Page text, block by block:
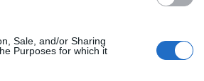
Sale, and/or Sharing
Purposes for which it